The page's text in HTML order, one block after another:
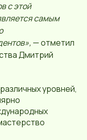
с этой
самым
— отметил
Дмитрий
уровней,